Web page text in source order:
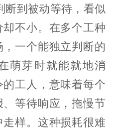
断到被动等待，看似
不小。在多个工种
一个能独立判断的
萌芽时就能就地消
工人，意味着每个
等待响应，拖慢节
样。这种损耗很难